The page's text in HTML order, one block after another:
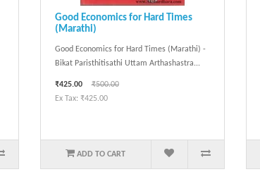
Good Economics for Hard Times
(Marathi)
Good Economics for Hard Times (Marathi) -
Bikat Paristhitisathi Uttam Arthashastra...
₹425.00
₹500.00
Ex Tax: ₹425.00
ADD TO CART